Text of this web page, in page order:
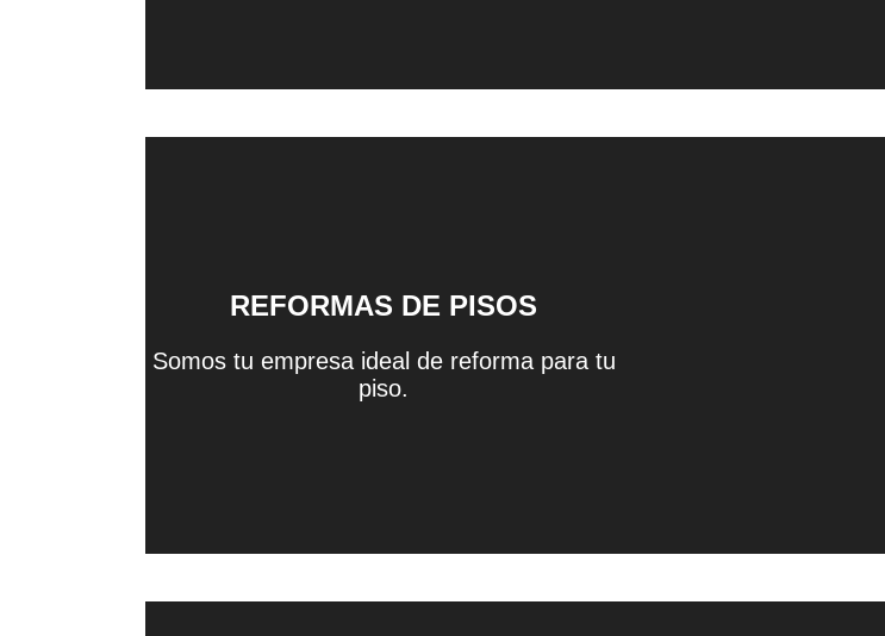
REFORMAS DE PISOS
Somos tu empresa ideal de reforma para tu
piso.